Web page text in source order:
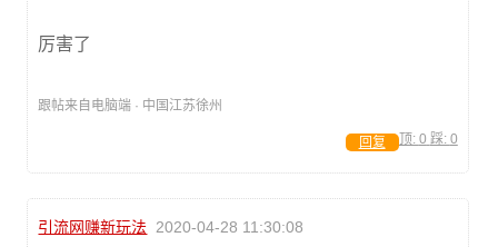
厉害了
跟帖来自电脑端 · 中国江苏徐州
顶: 0 踩: 0
回复
引流网赚新玩法 2020-04-28 11:30:08